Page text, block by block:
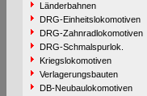
Länderbahnen
DRG-Einheitslokomotiven
DRG-Zahnradlokomotiven
DRG-Schmalspurlok.
Kriegslokomotiven
Verlagerungsbauten
DB-Neubaulokomotiven